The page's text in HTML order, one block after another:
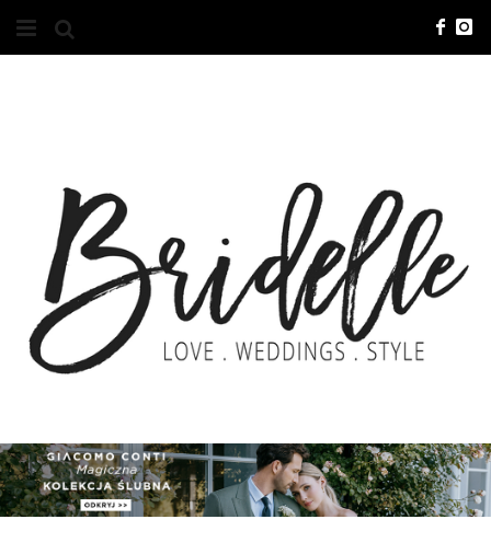
O NAS
KONTAKT
REKLAMA
ADVERTISING
ZGŁOSZENIA